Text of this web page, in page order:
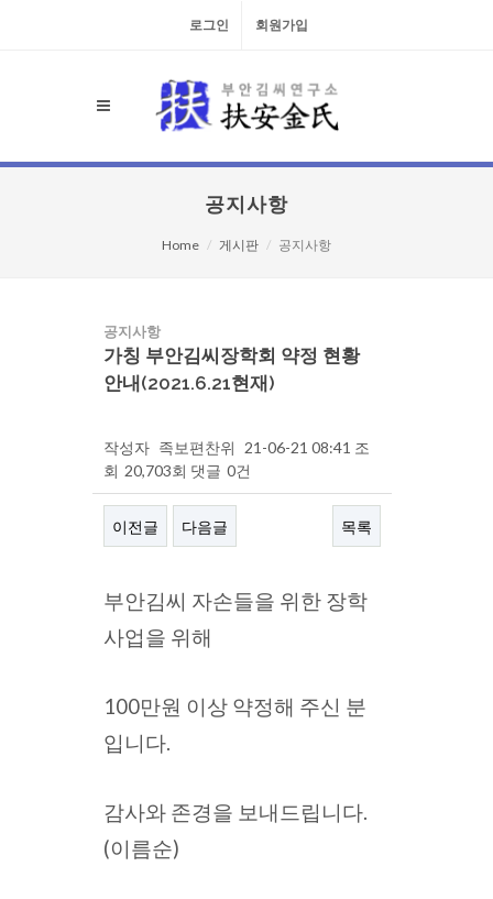
로그인 회원가입
공지사항
Home 게시판 공지사항
공지사항
가칭 부안김씨장학회 약정 현황
안내(2021.6.21현재)
작성자 족보편찬위 21-06-21 08:41 조
회 20,703회 댓글 0건
이전글 다음글 목록
본문
부안김씨 자손들을 위한 장학
사업을 위해
100만원 이상 약정해 주신 분
입니다.
감사와 존경을 보내드립니다.
(이름순)